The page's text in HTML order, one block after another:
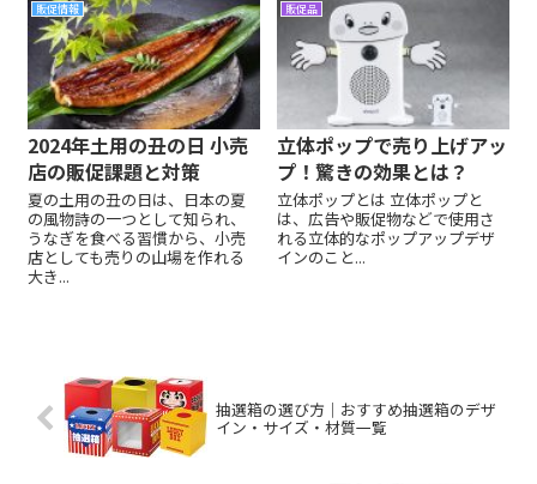
販促情報
2024年土用の丑の日 小売
店の販促課題と対策
夏の土用の丑の日は、日本の夏
の風物詩の一つとして知られ、
うなぎを食べる習慣から、小売
店としても売りの山場を作れる
大き...
販促品
立体ポップで売り上げアッ
プ！驚きの効果とは？
立体ポップとは 立体ポップと
は、広告や販促物などで使用さ
れる立体的なポップアップデザ
インのこと...
抽選箱の選び方｜おすすめ抽選箱のデザ
イン・サイズ・材質一覧